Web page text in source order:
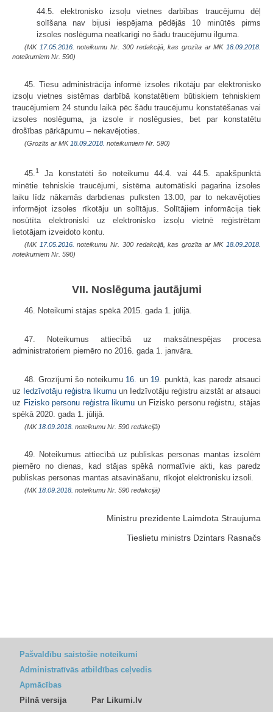
44.5. elektronisko izsoļu vietnes darbības traucējumu dēļ
solīšana nav bijusi iespējama pēdējās 10 minūtēs pirms
izsoles noslēguma neatkarīgi no šādu traucējumu ilguma.
(MK 17.05.2016. noteikumu Nr. 300 redakcijā, kas grozīta ar MK18.09.2018.
noteikumiem Nr. 590)
45. Tiesu administrācija informē izsoles rīkotāju par elektronisko
izsoļu vietnes sistēmas darbībā konstatētiem būtiskiem tehniskiem
traucējumiem 24 stundu laikā pēc šādu traucējumu konstatēšanas vai
izsoles noslēguma, ja izsole ir noslēgusies, bet par konstatētu
drošības pārkāpumu – nekavējoties.
(Grozīts ar MK18.09.2018. noteikumiem Nr. 590)
45.1
Ja konstatēti šo noteikumu 44.4. vai 44.5. apakšpunktā
minētie tehniskie traucējumi, sistēma automātiski pagarina izsoles
laiku līdz nākamās darbdienas pulksten 13.00, par to nekavējoties
informējot izsoles rīkotāju un solītājus. Solītājiem informācija tiek
nosūtīta elektroniski uz elektronisko izsoļu vietnē reģistrētam
lietotājam izveidoto kontu.
(MK 17.05.2016. noteikumu Nr. 300 redakcijā, kas grozīta ar MK 18.09.2018.
noteikumiem Nr. 590)
VII. Noslēguma jautājumi
46. Noteikumi stājas spēkā 2015. gada 1. jūlijā.
47. Noteikumus attiecībā uz maksātnespējas procesa
administratoriem piemēro no 2016. gada 1. janvāra.
48. Grozījumi šo noteikumu 16. un 19. punktā, kas paredz atsauci
uz Iedzīvotāju reģistra likumu un Iedzīvotāju reģistru aizstāt ar atsauci
uz Fizisko personu reģistra likumu un Fizisko personu reģistru, stājas
spēkā 2020. gada 1. jūlijā.
(MK18.09.2018. noteikumu Nr. 590 redakcijā)
49. Noteikumus attiecībā uz publiskas personas mantas izsolēm
piemēro no dienas, kad stājas spēkā normatīvie akti, kas paredz
publiskas personas mantas atsavināšanu, rīkojot elektronisku izsoli.
(MK18.09.2018. noteikumu Nr. 590 redakcijā)
Ministru prezidente Laimdota Straujuma
Tieslietu ministrs Dzintars Rasnačs
Pašvaldību saistošie noteikumi
Administratīvās atbildības ceļvedis
Apmācības
Pilnā versija
Par Likumi.lv